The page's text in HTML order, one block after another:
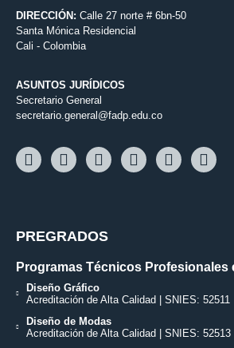
DIRECCIÓN: Calle 27 norte # 6bn-50
Santa Mónica Residencial
Cali - Colombia
ASUNTOS JURÍDICOS
Secretario General
secretario.general@fadp.edu.co
PREGRADOS
Programas Técnicos Profesionales
Diseño Gráfico
Acreditación de Alta Calidad | SNIES: 52511
Diseño de Modas
Acreditación de Alta Calidad | SNIES: 52513